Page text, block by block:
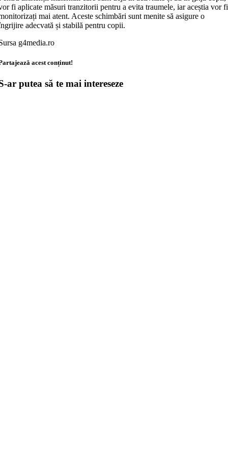
fi aplicate măsuri tranzitorii pentru a evita traumele, iar aceștia vor fi
mai atent. Aceste schimbări sunt menite să asigure o
adecvată și stabilă pentru copii.
g4media.ro
acest conținut!
ar putea să te mai intereseze